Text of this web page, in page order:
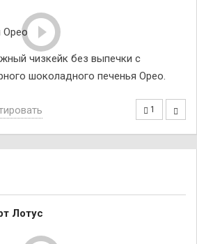
чизкейк без выпечки с
шоколадного печенья Орео.
1
Лотус